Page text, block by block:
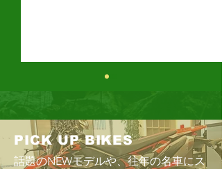
PICK UP BIKES
話題のNEWモデルや、往年の名車にス